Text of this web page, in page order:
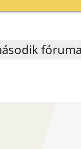
fóruma